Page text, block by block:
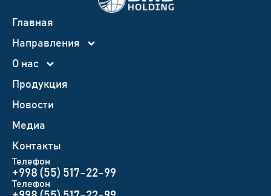
Главная
Направления
О нас
Продукция
Новости
Медиа
Контакты
Телефон
+998 (55) 517-22-99
Телефон